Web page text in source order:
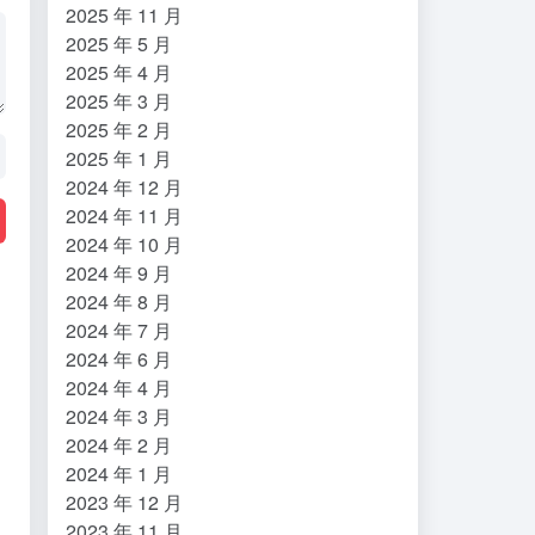
2025 年 11 月
2025 年 5 月
2025 年 4 月
2025 年 3 月
2025 年 2 月
2025 年 1 月
2024 年 12 月
2024 年 11 月
2024 年 10 月
2024 年 9 月
2024 年 8 月
2024 年 7 月
2024 年 6 月
2024 年 4 月
2024 年 3 月
2024 年 2 月
2024 年 1 月
2023 年 12 月